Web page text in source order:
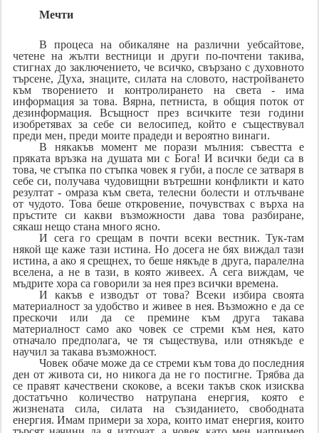
Мечти
В процеса на обикаляне на различни уебсайтове,
четене на жълти вестници и други по-почтени такива,
стигнах до заключението, че всичко, свързано с духовното
търсене, Духа, знаците, силата на словото, настройването
към творението и контролирането на света - има
информация за това. Вярна, петниста, в общия поток от
дезинформация. Всъщност през всичките тези години
изобретявах за себе си велосипед, който е съществувал
преди мен, преди моите прадеди и вероятно винаги.
В някакъв момент ме порази мълния: съвестта е
пряката връзка на душата ми с Бога! И всички беди са в
това, че стъпка по стъпка човек я губи, а после се затваря в
себе си, получава чудовищни вътрешни конфликти и като
резултат - омраза към света, телесни болести и отлъчване
от чудото. Това беше откровение, почувствах с върха на
пръстите си какви възможности дава това разбиране,
сякаш нещо стана много ясно.
И сега го срещам в почти всеки вестник. Тук-там
някой ще каже тази истина. Но досега не бях виждал тази
истина, а ако я срещнех, то беше някъде в друга, паралелна
вселена, а не в тази, в която живеех. А сега виждам, че
мъдрите хора са говорили за нея през всички времена.
И какъв е изводът от това? Всеки избира своята
материалност за удобство и живее в нея. Възможно е да се
прескочи или да се премине към друга такава
материалност само ако човек се стреми към нея, като
отначало предполага, че тя съществува, или отнякъде е
научил за такава възможност.
Човек обаче може да се стреми към това до последния
ден от живота си, но никога да не го постигне. Трябва да
се правят качествени скокове, а всеки такъв скок изисква
достатъчно количество натрупана енергия, която е
жизнената сила, силата на съзиданието, свободната
енергия. Имам примери за хора, които имат енергия, които